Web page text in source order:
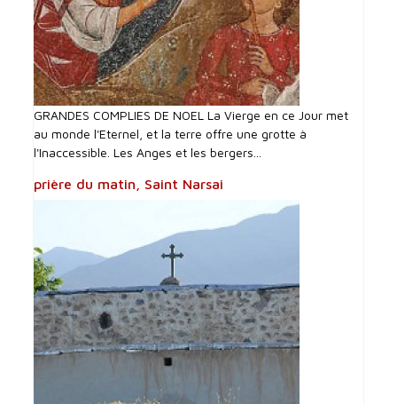
GRANDES COMPLIES DE NOEL La Vierge en ce Jour met
au monde l'Eternel, et la terre offre une grotte à
l'Inaccessible. Les Anges et les bergers...
prière du matin, Saint Narsai